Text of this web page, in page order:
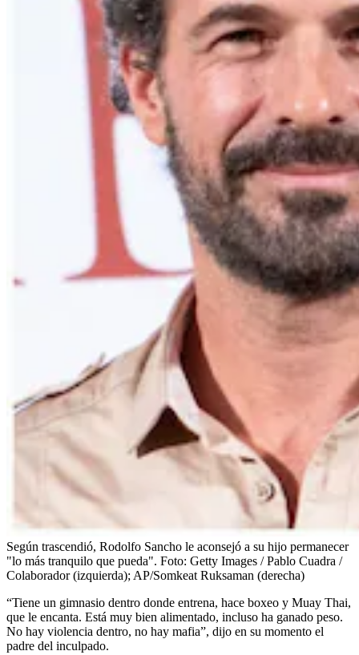
Según trascendió, Rodolfo Sancho le aconsejó a su hijo permanecer
"lo más tranquilo que pueda". Foto: Getty Images / Pablo Cuadra /
Colaborador (izquierda); AP/Somkeat Ruksaman (derecha)
“Tiene un gimnasio dentro donde entrena, hace boxeo y Muay Thai,
que le encanta. Está muy bien alimentado, incluso ha ganado peso.
No hay violencia dentro, no hay mafia”, dijo en su momento el
padre del inculpado.